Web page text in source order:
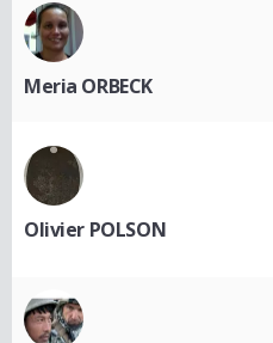
Meria ORBECK
Olivier POLSON